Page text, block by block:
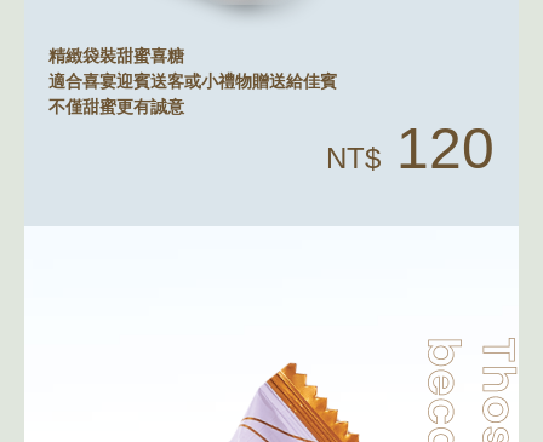
精緻袋裝甜蜜喜糖
適合喜宴迎賓送客或小禮物贈送給佳賓
不僅甜蜜更有誠意
NT$ 120